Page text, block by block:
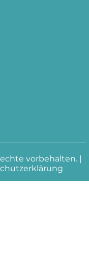
vorbehalten. |